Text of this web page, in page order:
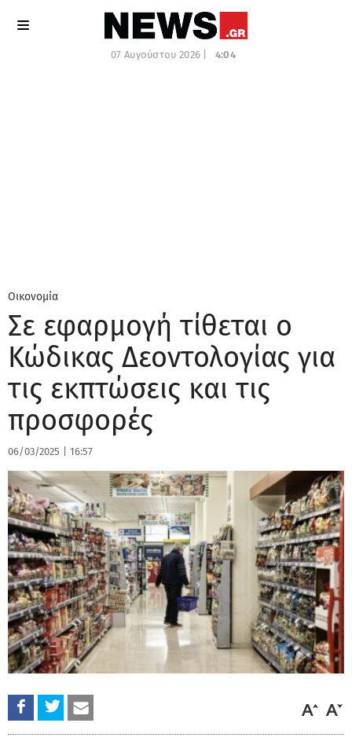
07 Αυγούστου 2026 | 4:04
Οικονομία
Σε εφαρμογή τίθεται ο
Κώδικας Δεοντολογίας για
τις εκπτώσεις και τις
προσφορές
06/03/2025 16:57